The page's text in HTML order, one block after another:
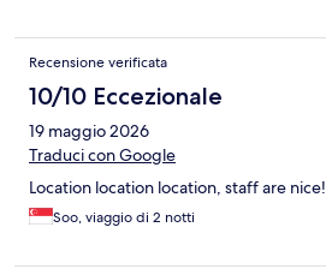
Recensione verificata
10/10 Eccezionale
19 maggio 2026
Traduci con Google
Location location location, staff are nice!
Soo, viaggio di 2 notti